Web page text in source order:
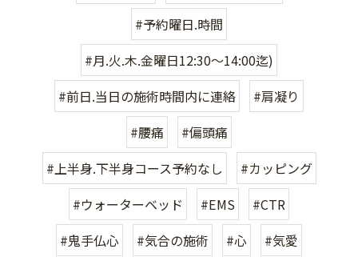
#予約曜日.時間
#月.火.木.金曜日12:30〜14:00迄)
#前日.当日の施術時間内に連絡
#肩凝り
#腰痛
#偏頭痛
#上半身.下半身コース予約なし
#カッピング
#ウォーターベッド
#EMS
#CTR
#鬼手仏心
#気合の施術 #心 #気愛